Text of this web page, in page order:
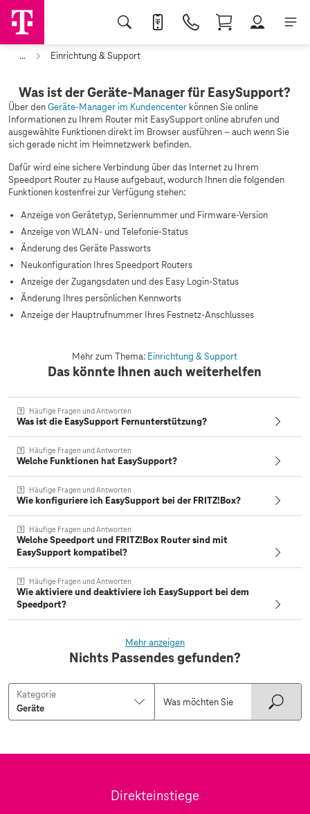
... Einrichtung & Support
Was ist der Geräte-Manager für EasySupport?
Über denGeräte-Manager im Kundencenter können Sie online
Informationen zu Ihrem Router mit EasySupport online abrufen und
ausgewählte Funktionen direkt im Browser ausführen – auch wenn Sie
sich gerade nicht im Heimnetzwerk befinden.
Dafür wird eine sichere Verbindung über das Internet zu Ihrem
Speedport Router zu Hause aufgebaut, wodurch Ihnen die folgenden
Funktionen kostenfrei zur Verfügung stehen:
Anzeige von Gerätetyp, Seriennummer und Firmware-Version
Anzeige von WLAN- und Telefonie-Status
Änderung des Geräte Passworts
Neukonfiguration Ihres Speedport Routers
Anzeige der Zugangsdaten und des Easy Login-Status
Änderung Ihres persönlichen Kennworts
Anzeige der Hauptrufnummer Ihres Festnetz-Anschlusses
Mehr zum Thema: Einrichtung & Support
Das könnte Ihnen auch weiterhelfen
Häufige Fragen und Antworten
Was ist die EasySupport Fernunterstützung?
Häufige Fragen und Antworten
Welche Funktionen hat EasySupport?
Häufige Fragen und Antworten
Wie konfiguriere ich EasySupport bei der FRITZ!Box?
Häufige Fragen und Antworten
Welche Speedport und FRITZ!Box Router sind mit
EasySupport kompatibel?
Häufige Fragen und Antworten
Wie aktiviere und deaktiviere ich EasySupport bei dem
Speedport?
Mehr anzeigen
Nichts Passendes gefunden?
Kategorie
Direkteinstiege